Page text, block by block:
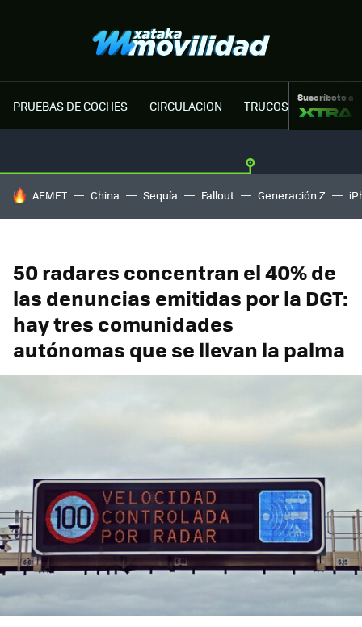
PRUEBAS DE COCHES CIRCULACION TRUCOS MOTOR
Suscríbete a
HOY SE HABLA DE
AEMET China Sequía Fallout Generación Z
50 radares concentran el 40% de
las denuncias emitidas por la DGT:
hay tres comunidades
autónomas que se llevan la palma